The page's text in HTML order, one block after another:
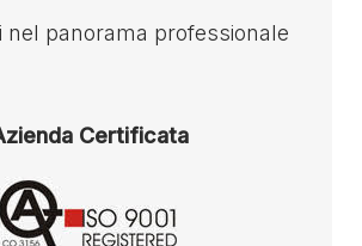
nel panorama professionale
Certificata